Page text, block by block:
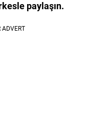
paylaşın.